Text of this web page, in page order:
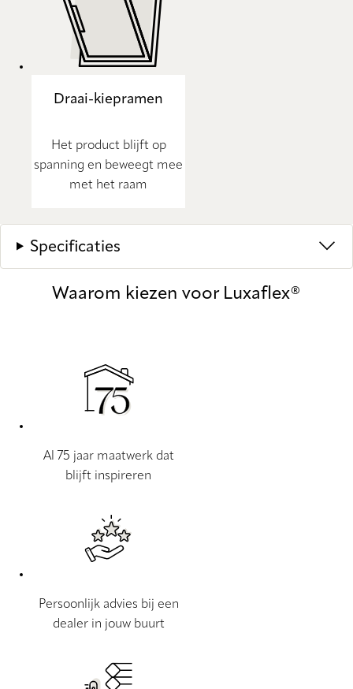
Draai-kiepramen
Het product blijft op
spanning en beweegt mee
met het raam
Specificaties
Waarom kiezen voor Luxaflex®
Al 75 jaar maatwerk dat
blijft inspireren
Persoonlijk advies bij een
dealer in jouw buurt